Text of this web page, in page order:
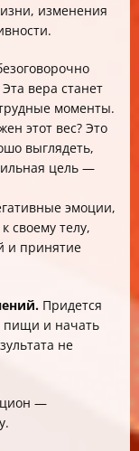
изменения
вера станет
моменты.
этот вес? Это
выглядеть,
цель —
эмоции,
своему телу,
и принятие
Придется
пищи и начать
не
—